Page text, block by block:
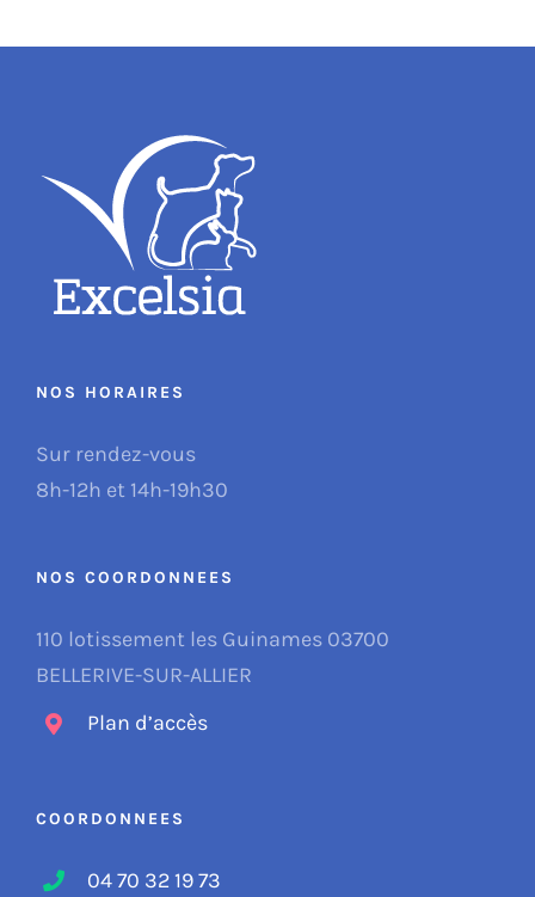
NOS HORAIRES
Sur rendez-vous
8h-12h et 14h-19h30
NOS COORDONNEES
110 lotissement les Guinames 03700
BELLERIVE-SUR-ALLIER
Plan d’accès
COORDONNEES
04 70 32 19 73